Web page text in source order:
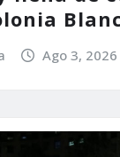
Ago 3, 2026